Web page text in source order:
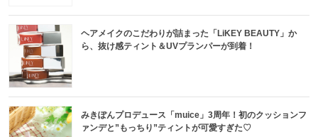
ヘアメイクのこだわりが詰まった「LiKEY BEAUTY」か
ら、抜け感ティント＆UVプランパーが到着！
みきぽんプロデュース「muice」3周年！初のクッションフ
ァンデと”もっちり”ティントが可愛すぎた♡